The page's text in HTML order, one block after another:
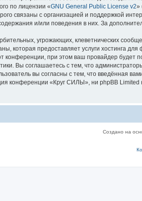
по лицензии «GNU General Public License v2»
связаны с организацией и поддержкой
и/или поведения в них. За
угрожающих, клеветнических
которая предоставляет услуги хостинга
при этом ваш провайдер будет
Вы соглашаетесь с тем, что
вы согласны с тем, что введённая
конференции «Круг СИЛЫ», ни phpBB Limited
Создано на